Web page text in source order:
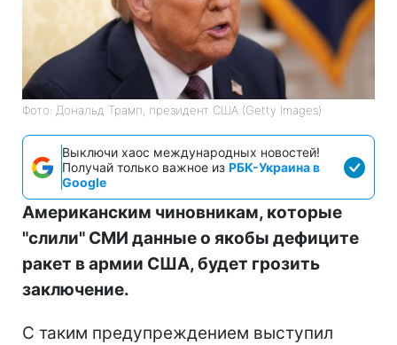
Фото: Дональд Трамп, президент США (Getty Images)
Выключи хаос международных новостей!
Получай только важное из РБК-Украина в
Google
Американским чиновникам, которые
"слили" СМИ данные о якобы дефиците
ракет в армии США, будет грозить
заключение.
С таким предупреждением выступил